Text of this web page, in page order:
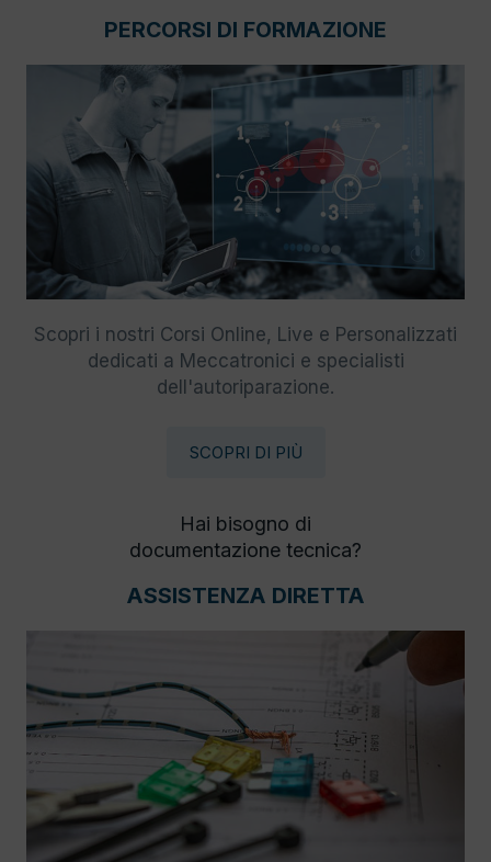
PERCORSI DI FORMAZIONE
Scopri i nostri Corsi Online, Live e Personalizzati
dedicati a Meccatronici e specialisti
dell'autoriparazione.
SCOPRI DI PIÙ
Hai bisogno di
documentazione tecnica?
ASSISTENZA DIRETTA